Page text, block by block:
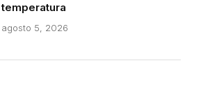
temperatura
agosto 5, 2026